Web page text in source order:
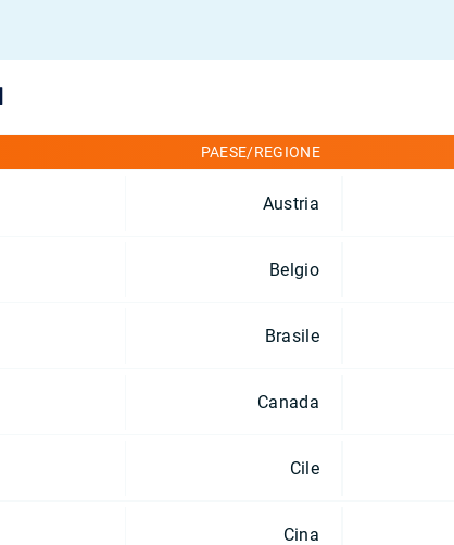
PAESE/REGIONE
Austria
Belgio
Brasile
Canada
Cile
Cina